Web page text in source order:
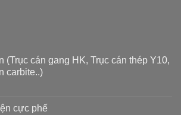
(Trục cán gang HK, Trục cán thép Y10,
carbite..)
cực phế